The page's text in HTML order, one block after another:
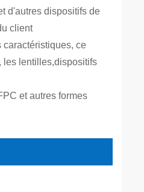
d'autres dispositifs de
client
caractéristiques, ce
les lentilles,dispositifs
et autres formes